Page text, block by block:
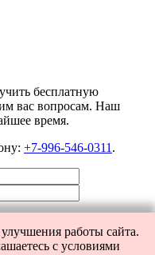
бесплатную
вас вопросам. Наш
время.
+7-996-546-0311 .
данныхи согласие на
работы сайта.
с условиями